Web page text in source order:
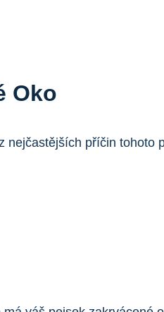
Oko
nejčastějších příčin tohoto